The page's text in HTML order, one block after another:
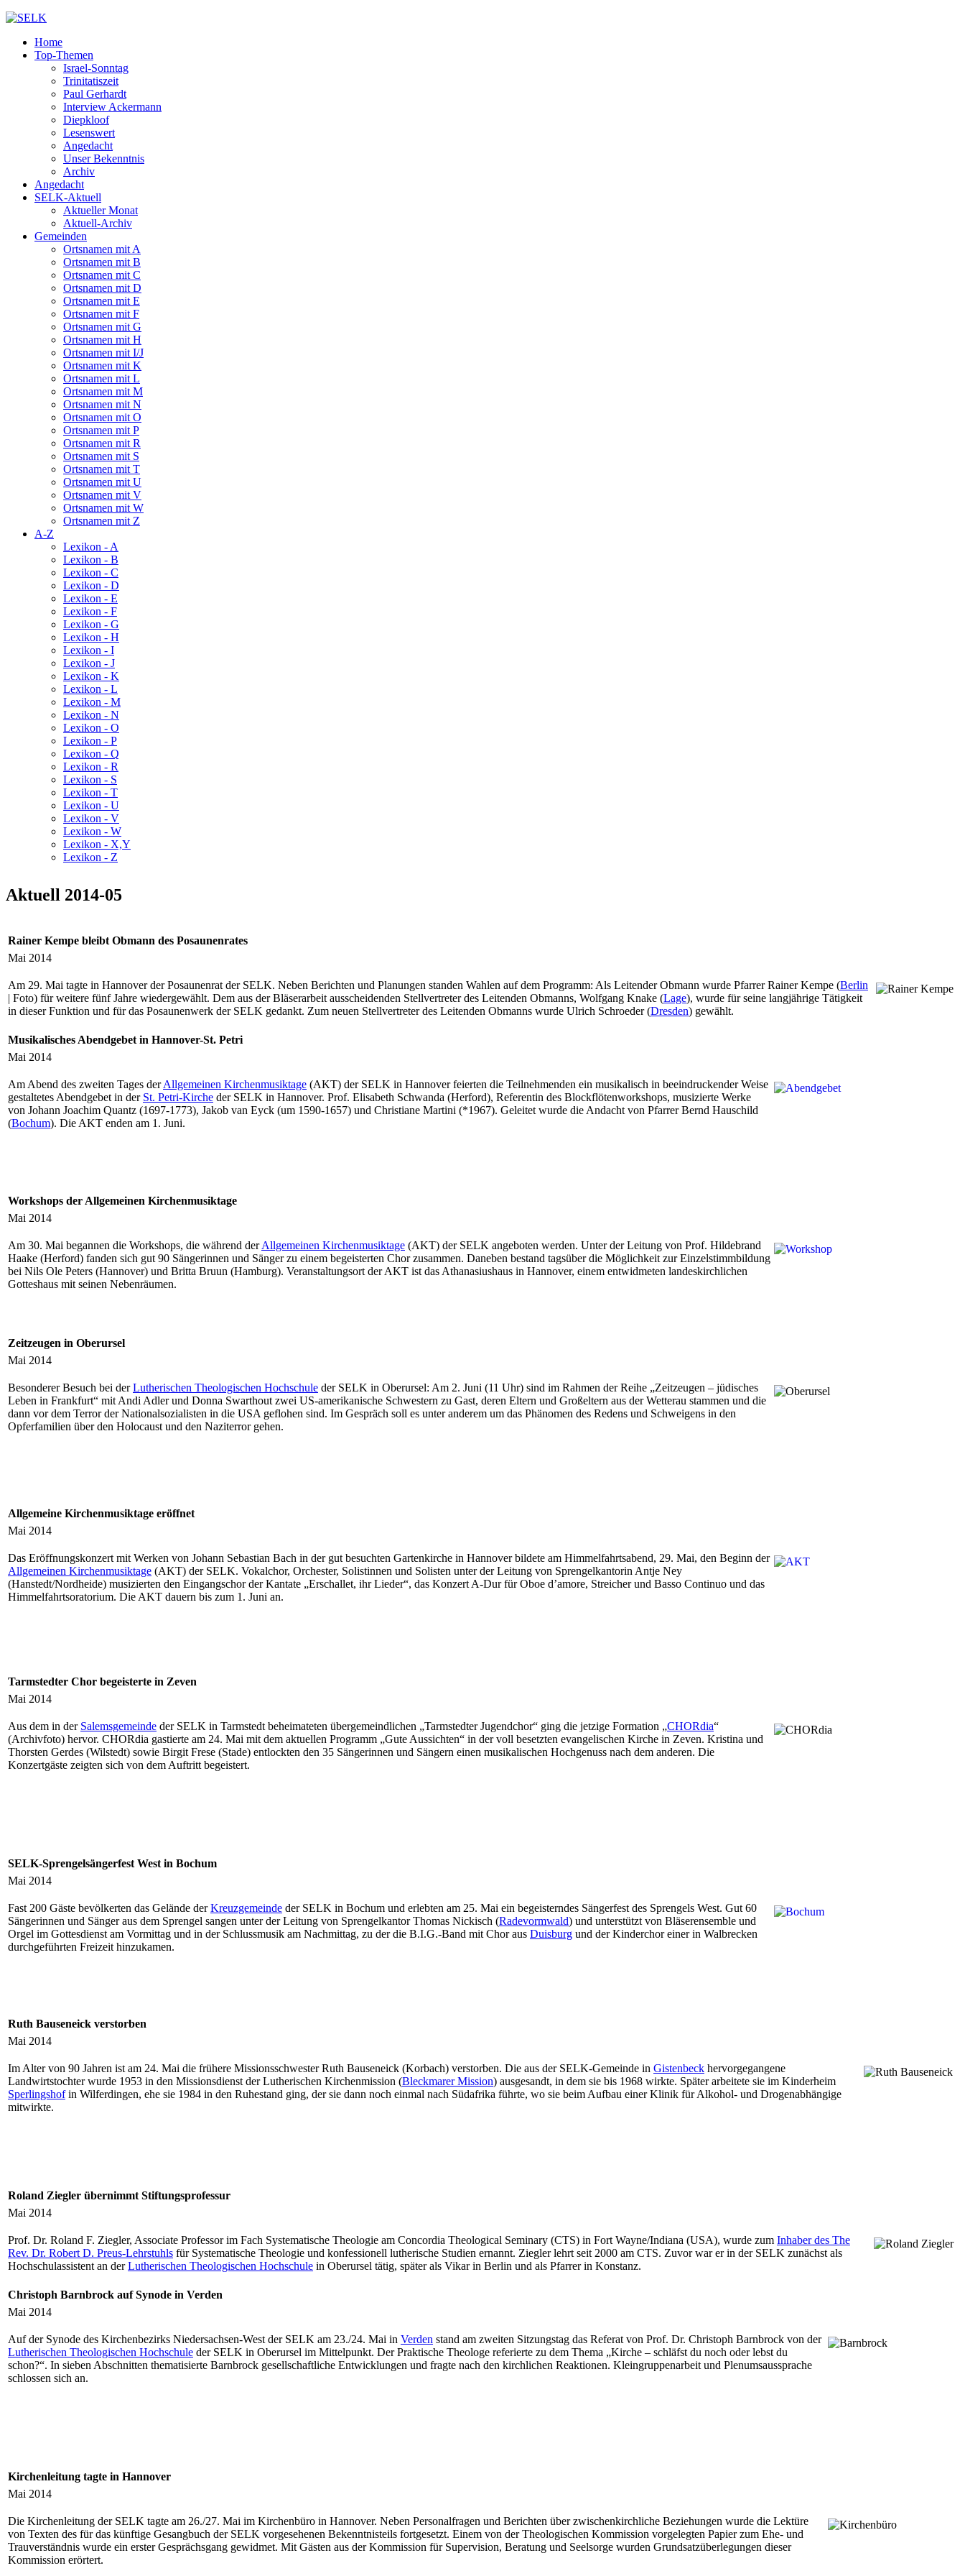
Home
Top-Themen
Israel-Sonntag
Trinitatiszeit
Paul Gerhardt
Interview Ackermann
Diepkloof
Lesenswert
Angedacht
Unser Bekenntnis
Archiv
Angedacht
SELK-Aktuell
Aktueller Monat
Aktuell-Archiv
Gemeinden
Ortsnamen mit A
Ortsnamen mit B
Ortsnamen mit C
Ortsnamen mit D
Ortsnamen mit E
Ortsnamen mit F
Ortsnamen mit G
Ortsnamen mit H
Ortsnamen mit I/J
Ortsnamen mit K
Ortsnamen mit L
Ortsnamen mit M
Ortsnamen mit N
Ortsnamen mit O
Ortsnamen mit P
Ortsnamen mit R
Ortsnamen mit S
Ortsnamen mit T
Ortsnamen mit U
Ortsnamen mit V
Ortsnamen mit W
Ortsnamen mit Z
A-Z
Lexikon - A
Lexikon - B
Lexikon - C
Lexikon - D
Lexikon - E
Lexikon - F
Lexikon - G
Lexikon - H
Lexikon - I
Lexikon - J
Lexikon - K
Lexikon - L
Lexikon - M
Lexikon - N
Lexikon - O
Lexikon - P
Lexikon - Q
Lexikon - R
Lexikon - S
Lexikon - T
Lexikon - U
Lexikon - V
Lexikon - W
Lexikon - X,Y
Lexikon - Z
Aktuell 2014-05
Rainer Kempe bleibt Obmann des Posaunenrates
Mai 2014
Am 29. Mai tagte in Hannover der Posaunenrat der SELK. Neben Berichten und Planungen standen Wahlen auf dem Programm: Als Leitender Obmann wurde Pfarrer Rainer Kempe (Berlin
| Foto) für weitere fünf Jahre wiedergewählt. Dem aus der Bläserarbeit ausscheidenden Stellvertreter des Leitenden Obmanns, Wolfgang Knake (Lage), wurde für seine langjährige Tätigkeit
in dieser Funktion und für das Posaunenwerk der SELK gedankt. Zum neuen Stellvertreter des Leitenden Obmanns wurde Ulrich Schroeder (Dresden) gewählt.
Musikalisches Abendgebet in Hannover-St. Petri
Mai 2014
Am Abend des zweiten Tages derAllgemeinen Kirchenmusiktage (AKT) der SELK in Hannover feierten die Teilnehmenden ein musikalisch in beeindruckender Weise
gestaltetes Abendgebet in der St. Petri-Kirche der SELK in Hannover. Prof. Elisabeth Schwanda (Herford), Referentin des Blockflötenworkshops, musizierte Werke
von Johann Joachim Quantz (1697-1773), Jakob van Eyck (um 1590-1657) und Christiane Martini (*1967). Geleitet wurde die Andacht von Pfarrer Bernd Hauschild
(Bochum). Die AKT enden am 1. Juni.
Workshops der Allgemeinen Kirchenmusiktage
Mai 2014
Am 30. Mai begannen die Workshops, die während derAllgemeinen Kirchenmusiktage (AKT) der SELK angeboten werden. Unter der Leitung von Prof. Hildebrand
Haake (Herford) fanden sich gut 90 Sängerinnen und Sänger zu einem begeisterten Chor zusammen. Daneben bestand tagsüber die Möglichkeit zur Einzelstimmbildung
bei Nils Ole Peters (Hannover) und Britta Bruun (Hamburg). Veranstaltungsort der AKT ist das Athanasiushaus in Hannover, einem entwidmeten landeskirchlichen
Gotteshaus mit seinen Nebenräumen.
Zeitzeugen in Oberursel
Mai 2014
Besonderer Besuch bei derLutherischen Theologischen Hochschule der SELK in Oberursel: Am 2. Juni (11 Uhr) sind im Rahmen der Reihe „Zeitzeugen – jüdisches
Leben in Frankfurt“ mit Andi Adler und Donna Swarthout zwei US-amerikanische Schwestern zu Gast, deren Eltern und Großeltern aus der Wetterau stammen und die
dann vor dem Terror der Nationalsozialisten in die USA geflohen sind. Im Gespräch soll es unter anderem um das Phänomen des Redens und Schweigens in den
Opferfamilien über den Holocaust und den Naziterror gehen.
Allgemeine Kirchenmusiktage eröffnet
Mai 2014
Das Eröffnungskonzert mit Werken von Johann Sebastian Bach in der gut besuchten Gartenkirche in Hannover bildete am Himmelfahrtsabend, 29. Mai, den Beginn der
Allgemeinen Kirchenmusiktage (AKT) der SELK. Vokalchor, Orchester, Solistinnen und Solisten unter der Leitung von Sprengelkantorin Antje Ney
(Hanstedt/Nordheide) musizierten den Eingangschor der Kantate „Erschallet, ihr Lieder“, das Konzert A-Dur für Oboe d’amore, Streicher und Basso Continuo und das
Himmelfahrtsoratorium. Die AKT dauern bis zum 1. Juni an.
Tarmstedter Chor begeisterte in Zeven
Mai 2014
Aus dem in der Salemsgemeinde der SELK in Tarmstedt beheimateten übergemeindlichen „Tarmstedter Jugendchor“ ging die jetzige Formation „CHORdia“
(Archivfoto) hervor. CHORdia gastierte am 24. Mai mit dem aktuellen Programm „Gute Aussichten“ in der voll besetzten evangelischen Kirche in Zeven. Kristina und
Thorsten Gerdes (Wilstedt) sowie Birgit Frese (Stade) entlockten den 35 Sängerinnen und Sängern einen musikalischen Hochgenuss nach dem anderen. Die
Konzertgäste zeigten sich von dem Auftritt begeistert.
SELK-Sprengelsängerfest West in Bochum
Mai 2014
Fast 200 Gäste bevölkerten das Gelände derKreuzgemeinde der SELK in Bochum und erlebten am 25. Mai ein begeisterndes Sängerfest des Sprengels West. Gut 60
Sängerinnen und Sänger aus dem Sprengel sangen unter der Leitung von Sprengelkantor Thomas Nickisch (Radevormwald) und unterstützt von Bläserensemble und
Orgel im Gottesdienst am Vormittag und in der Schlussmusik am Nachmittag, zu der die B.I.G.-Band mit Chor aus Duisburg und der Kinderchor einer in Walbrecken
durchgeführten Freizeit hinzukamen.
Ruth Bauseneick verstorben
Mai 2014
Im Alter von 90 Jahren ist am 24. Mai die frühere Missionsschwester Ruth Bauseneick (Korbach) verstorben. Die aus der SELK-Gemeinde in Gistenbeck hervorgegangene
Landwirtstochter wurde 1953 in den Missionsdienst der Lutherischen Kirchenmission (Bleckmarer Mission) ausgesandt, in dem sie bis 1968 wirkte. Später arbeitete sie im Kinderheim
Sperlingshofin Wilferdingen, ehe sie 1984 in den Ruhestand ging, der sie dann noch einmal nach Südafrika führte, wo sie beim Aufbau einer Klinik für Alkohol- und Drogenabhängige
mitwirkte.
Roland Ziegler übernimmt Stiftungsprofessur
Mai 2014
Prof. Dr. Roland F. Ziegler, Associate Professor im Fach Systematische Theologie am Concordia Theological Seminary (CTS) in Fort Wayne/Indiana (USA), wurde zum Inhaber des The
Rev. Dr. Robert D. Preus-Lehrstuhls für Systematische Theologie und konfessionell lutherische Studien ernannt. Ziegler lehrt seit 2000 am CTS. Zuvor war er in der SELK zunächst als
Hochschulassistent an derLutherischen Theologischen Hochschule in Oberursel tätig, später als Vikar in Berlin und als Pfarrer in Konstanz.
Christoph Barnbrock auf Synode in Verden
Mai 2014
Auf der Synode des Kirchenbezirks Niedersachsen-West der SELK am 23./24. Mai in Verden stand am zweiten Sitzungstag das Referat von Prof. Dr. Christoph Barnbrock von der
Lutherischen Theologischen Hochschule der SELK in Oberursel im Mittelpunkt. Der Praktische Theologe referierte zu dem Thema „Kirche – schläfst du noch oder lebst du
schon?“. In sieben Abschnitten thematisierte Barnbrock gesellschaftliche Entwicklungen und fragte nach den kirchlichen Reaktionen. Kleingruppenarbeit und Plenumsaussprache
schlossen sich an.
Kirchenleitung tagte in Hannover
Mai 2014
Die Kirchenleitung der SELK tagte am 26./27. Mai im Kirchenbüro in Hannover. Neben Personalfragen und Berichten über zwischenkirchliche Beziehungen wurde die Lektüre
von Texten des für das künftige Gesangbuch der SELK vorgesehenen Bekenntnisteils fortgesetzt. Einem von der Theologischen Kommission vorgelegten Papier zum Ehe- und
Trauverständnis wurde ein erster Gesprächsgang gewidmet. Mit Gästen aus der Kommission für Supervision, Beratung und Seelsorge wurden Grundsatzüberlegungen dieser
Kommission erörtert.